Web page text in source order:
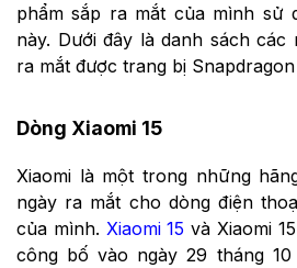
phẩm sắp ra mắt của mình sử
này. Dưới đây là danh sách
ra mắt được trang bị Snapdragon
Dòng Xiaomi 15
Xiaomi là một trong những
ngày ra mắt cho dòng điện
của mình. Xiaomi 15 và Xiaomi
công bố vào ngày 29 tháng